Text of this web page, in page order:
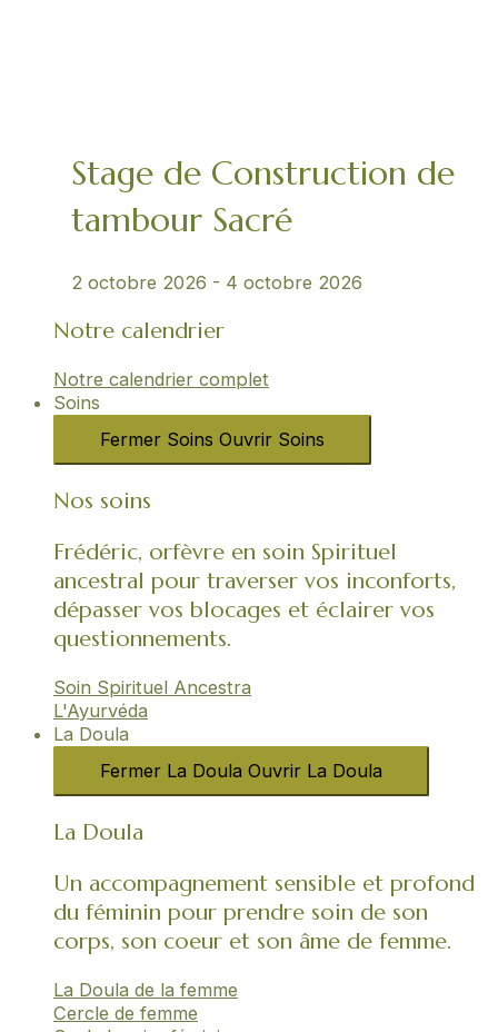
Stage de Construction de
tambour Sacré
2 octobre 2026 - 4 octobre 2026
Notre calendrier
Notre calendrier complet
Soins
Fermer Soins Ouvrir Soins
Nos soins
Frédéric, orfèvre en soin Spirituel
ancestral pour traverser vos inconforts,
dépasser vos blocages et éclairer vos
questionnements.
Soin Spirituel Ancestra
L'Ayurvéda​
La Doula
Fermer La Doula Ouvrir La Doula
La Doula
Un accompagnement sensible et profond
du féminin pour prendre soin de son
corps, son coeur et son âme de femme.
La Doula de la femme
Cercle de femme​